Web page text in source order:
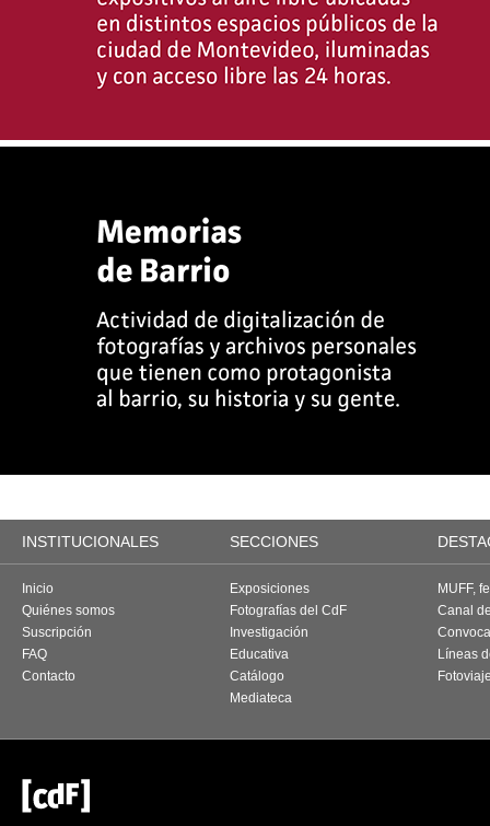
INSTITUCIONALES SECCIONES
Inicio
Quiénes somos
Suscripción
FAQ
Contacto
Exposiciones
Fotografías del CdF
Investigación
Educativa
Catálogo
Mediateca
MUFF,
Canal
Líneas